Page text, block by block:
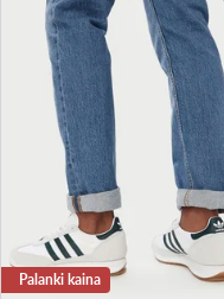
Palanki kaina